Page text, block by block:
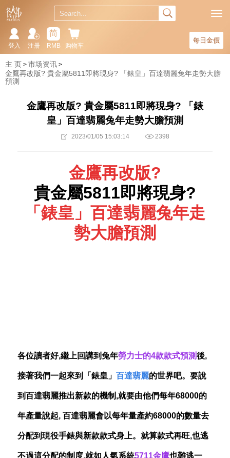
每日金價
购物车
简
RMB
注册
登入
主 页
市场资讯
金鷹再改版? 貴金屬5811即將現身? 「錶皇」百達翡麗兔年走勢大膽
預測
金鷹再改版? 貴金屬5811即將現身? 「錶
皇」百達翡麗兔年走勢大膽預測
2023/01/05 15:03:14 2398
金鷹再改版?
貴金屬5811即將現身?
「錶皇」百達翡麗兔年走
勢大膽預測
各位讀者好,繼上回講到兔年勞力士的4款款式預測後,
接著我們一起來到「錶皇」 百達翡麗的世界吧。要說
到百達翡麗推出新款的機制,就要由他們每年68000的
年產量說起, 百達翡麗會以每年量產約68000的數量去
分配到現役手錶與新款款式身上。就算款式再旺,也逃
不過這分配的制度,就如人氣系統5711金鷹也難逃一